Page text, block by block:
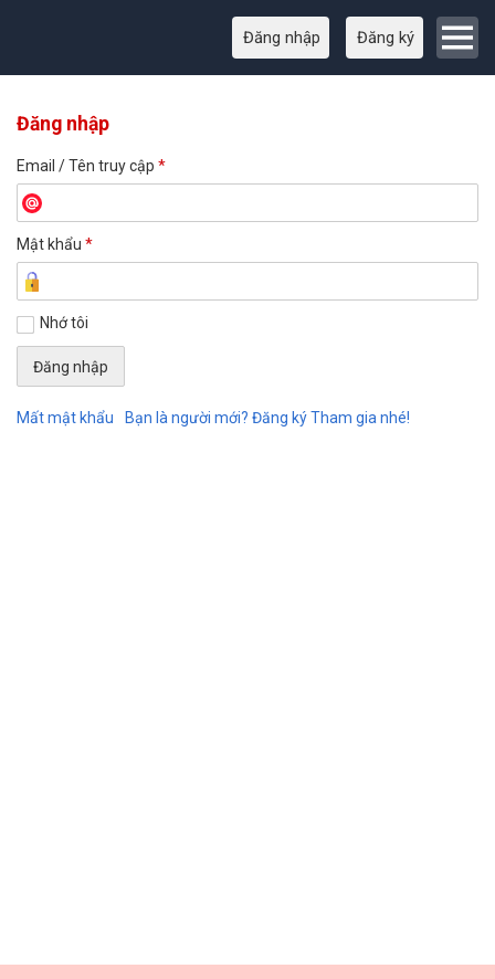
Đăng nhập Đăng ký
Đăng nhập
Email / Tên truy cập *
Mật khẩu *
Nhớ tôi
Mất mật khẩu Bạn là người mới? Đăng ký Tham gia nhé!